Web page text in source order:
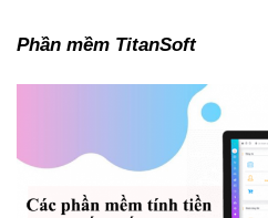
Phần mềm TitanSoft